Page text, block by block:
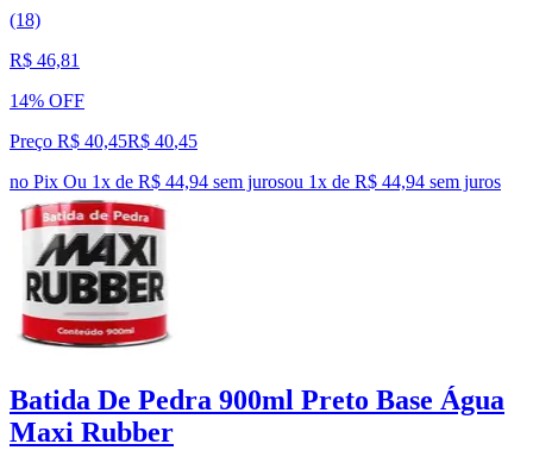
(18)
R$ 46,81
14% OFF
Preço R$ 40,45R$ 40,45
no Pix Ou 1x de R$ 44,94 sem jurosou 1x de R$ 44,94 sem juros
Batida De Pedra 900ml Preto Base Água
Maxi Rubber